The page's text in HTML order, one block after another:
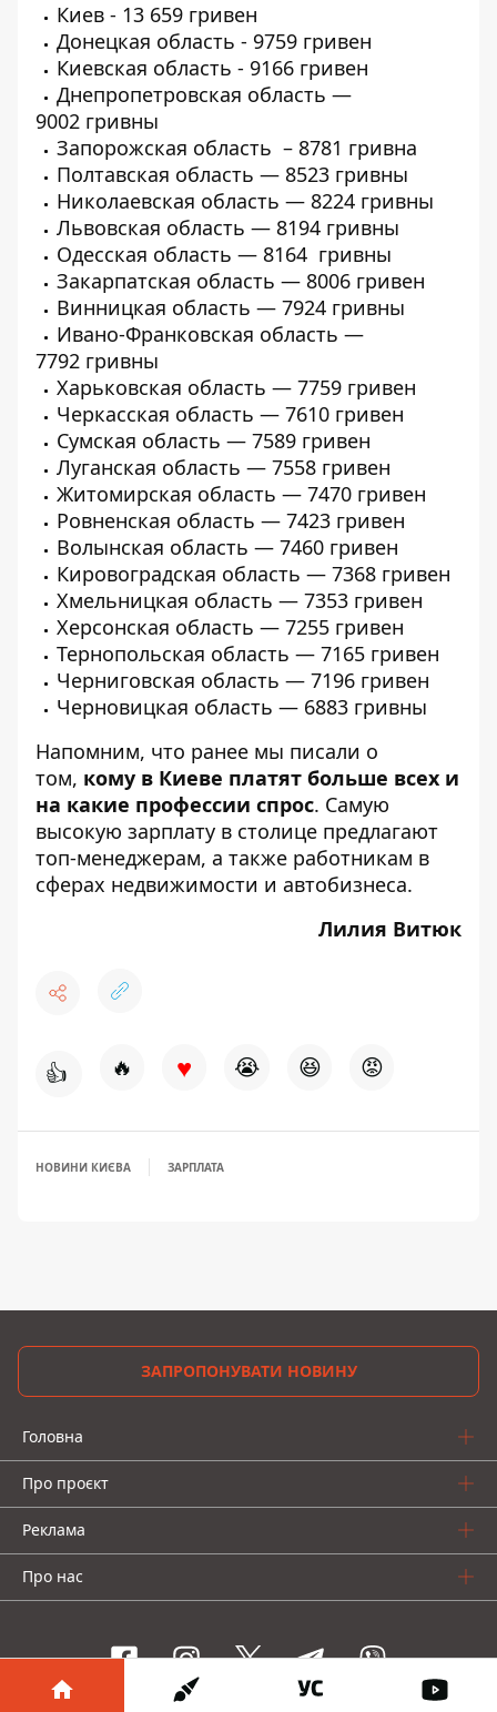
Киев - 13 659 гривен
Донецкая область - 9759 гривен
Киевская область - 9166 гривен
Днепропетровская область —
9002 гривны
Запорожская область – 8781 гривна
Полтавская область — 8523 гривны
Николаевская область — 8224 гривны
Львовская область — 8194 гривны
Одесская область — 8164 гривны
Закарпатская область — 8006 гривен
Винницкая область — 7924 гривны
Ивано-Франковская область —
7792 гривны
Харьковская область — 7759 гривен
Черкасская область — 7610 гривен
Сумская область — 7589 гривен
Луганская область — 7558 гривен
Житомирская область — 7470 гривен
Ровненская область — 7423 гривен
Волынская область — 7460 гривен
Кировоградская область — 7368 гривен
Хмельницкая область — 7353 гривен
Херсонская область — 7255 гривен
Тернопольская область — 7165 гривен
Черниговская область — 7196 гривен
Черновицкая область — 6883 гривны
Напомним, что ранее мы писали о
том, кому в Киеве платят больше всех и
на какие профессии спрос. Самую
высокую зарплату в столице предлагают
топ-менеджерам, а также работникам в
сферах недвижимости и автобизнеса.
Лилия Витюк
👍 🔥 ♥ 😭 😆 😡
НОВИНИ КИЄВА ЗАРПЛАТА
ЗАПРОПОНУВАТИ НОВИНУ
Головна
Про проєкт
Реклама
Про нас